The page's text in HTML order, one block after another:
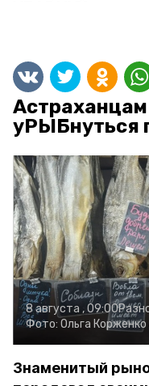
уРЫБнуться
8 августа , 09:00
Фото: Ольга Корженко
Знаменитый